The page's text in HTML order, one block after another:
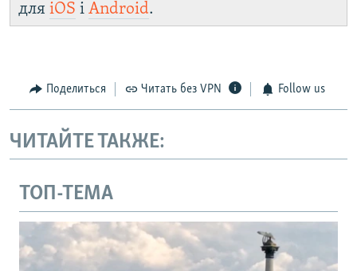
для iOS і Android.
Поделиться Читать без VPN Follow us
ЧИТАЙТЕ ТАКЖЕ:
ТОП-ТЕМА